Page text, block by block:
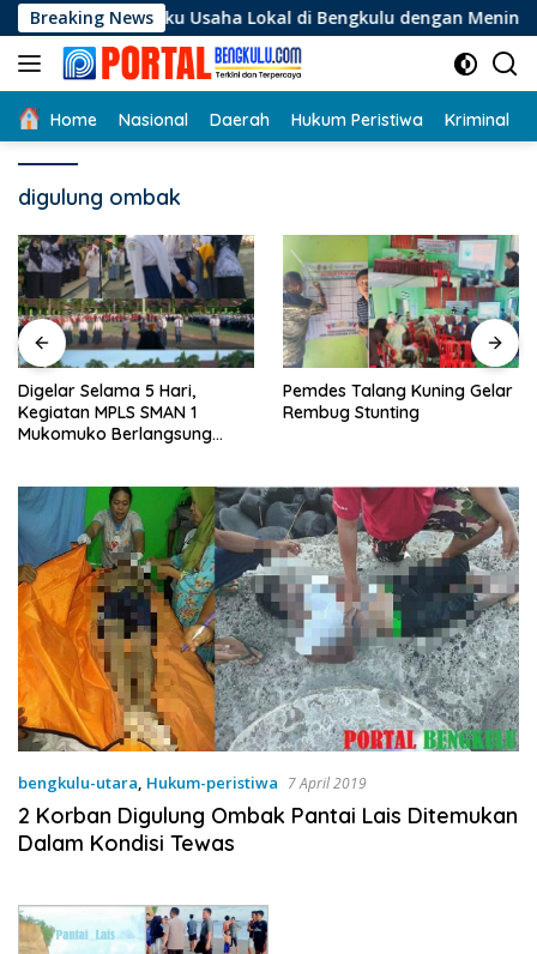
Langsung
ke
konten
Breaking News
Pelaku Usaha Lokal di Bengkulu dengan Meningkatkan
Home Nasional Daerah Hukum Peristiwa Kriminal
digulung ombak
Digelar Selama 5 Hari,
Kegiatan MPLS SMAN 1
Mukomuko Berlangsung
Pemdes Talang Kuning Gelar
Rembug Stunting
bengkulu-utara, Hukum-peristiwa 7 April 2019
2 Korban Digulung Ombak Pantai Lais Ditemukan
Dalam Kondisi Tewas